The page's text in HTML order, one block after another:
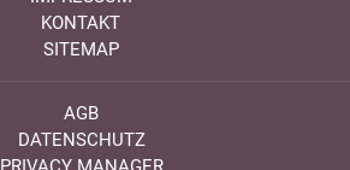
KONTAKT
SITEMAP
AGB
DATENSCHUTZ